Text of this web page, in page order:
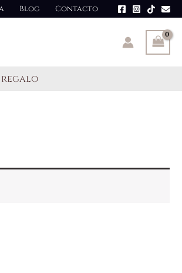
Blog Contacto
regalo